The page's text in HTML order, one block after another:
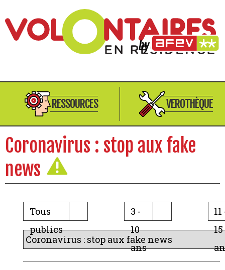
RESSOURCES VEROTHÈQUE
Coronavirus : stop aux fake
news
Tous
publics
3 -
10
ans
11
15